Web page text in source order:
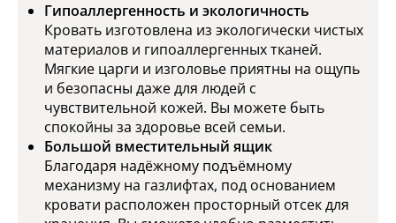
Гипоаллергенность и экологичность
Кровать изготовлена из экологически чистых
материалов и гипоаллергенных тканей.
Мягкие царги и изголовье приятны на ощупь
и безопасны даже для людей с
чувствительной кожей. Вы можете быть
спокойны за здоровье всей семьи.
Большой вместительный ящик
Благодаря надёжному подъёмному
механизму на газлифтах, под основанием
кровати расположен просторный отсек для